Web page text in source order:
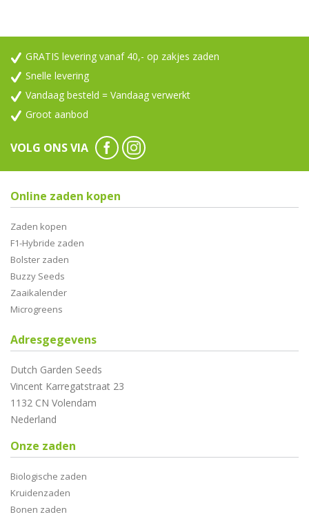
GRATIS levering vanaf 40,- op zakjes zaden
Snelle levering
Vandaag besteld = Vandaag verwerkt
Groot aanbod
VOLG ONS VIA
Online zaden kopen
Zaden kopen
F1-Hybride zaden
Bolster zaden
Buzzy Seeds
Zaaikalender
Microgreens
Adresgegevens
Dutch Garden Seeds
Vincent Karregatstraat 23
1132 CN Volendam
Nederland
Onze zaden
Biologische zaden
Kruidenzaden
Bonen zaden